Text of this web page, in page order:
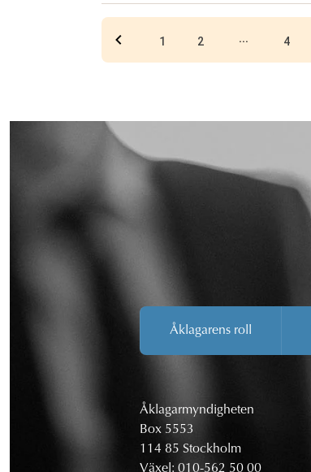
1 2 ... 4
Åklagarens roll
Åklagarmyndigheten
Box 5553
114 85 Stockholm
Växel: 010-562 50 00